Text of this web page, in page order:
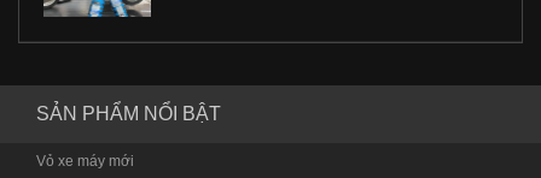
SẢN PHẨM NỔI BẬT
Vỏ xe máy mới